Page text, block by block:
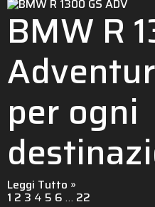
BMW R
per ogni
Leggi Tutto »
1 2 3 4 5 6 … 22